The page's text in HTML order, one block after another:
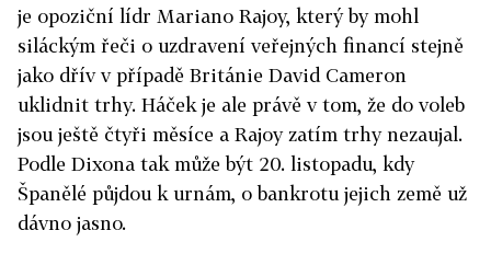
je opoziční lídr Mariano Rajoy, který by mohl
siláckým řeči o uzdravení veřejných financí stejně
jako dřív v případě Británie David Cameron
uklidnit trhy. Háček je ale právě v tom, že do voleb
jsou ještě čtyři měsíce a Rajoy zatím trhy nezaujal.
Podle Dixona tak může být 20. listopadu, kdy
Španělé půjdou k urnám, o bankrotu jejich země už
dávno jasno.